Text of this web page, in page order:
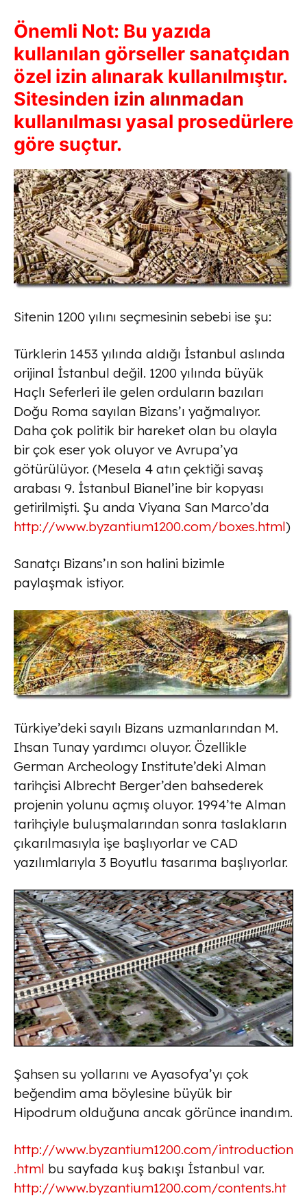
Önemli Not: Bu yazıda
kullanılan görseller sanatçıdan
özel izin alınarak kullanılmıştır.
Sitesinden izin alınmadan
kullanılması yasal prosedürlere
göre suçtur.
Sitenin 1200 yılını seçmesinin sebebi ise şu:
Türklerin 1453 yılında aldığı İstanbul aslında
orijinal İstanbul değil. 1200 yılında büyük
Haçlı Seferleri ile gelen orduların bazıları
Doğu Roma sayılan Bizans’ı yağmalıyor.
Daha çok politik bir hareket olan bu olayla
bir çok eser yok oluyor ve Avrupa’ya
götürülüyor. (Mesela 4 atın çektiği savaş
arabası 9. İstanbul Bianel’ine bir kopyası
getirilmişti. Şu anda Viyana San Marco’da
http://www.byzantium1200.com/boxes.html)
Sanatçı Bizans’ın son halini bizimle
paylaşmak istiyor.
Türkiye’deki sayılı Bizans uzmanlarından M.
Ihsan Tunay yardımcı oluyor. Özellikle
German Archeology Institute’deki Alman
tarihçisi Albrecht Berger’den bahsederek
projenin yolunu açmış oluyor. 1994’te Alman
tarihçiyle buluşmalarından sonra taslakların
çıkarılmasıyla işe başlıyorlar ve CAD
yazılımlarıyla 3 Boyutlu tasarıma başlıyorlar.
Şahsen su yollarını ve Ayasofya’yı çok
beğendim ama böylesine büyük bir
Hipodrum olduğuna ancak görünce inandım.
http://www.byzantium1200.com/introduction
.html bu sayfada kuş bakışı İstanbul var.
http://www.byzantium1200.com/contents.ht